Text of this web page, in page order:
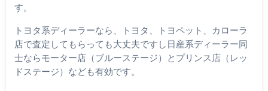
す。
トヨタ系ディーラーなら、トヨタ、トヨペット、カローラ
店で査定してもらっても大丈夫ですし日産系ディーラー同
士ならモーター店（ブルーステージ）とプリンス店（レッ
ドステージ）なども有効です。